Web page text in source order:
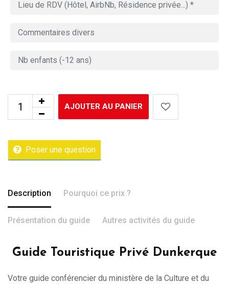
AJOUTER AU PANIER
Poser une question
Description Pourquoi ce prix ?
Présentation du guide Autres activités du guide
Guide Touristique Privé Dunkerque
Votre guide conférencier du ministère de la Culture et du